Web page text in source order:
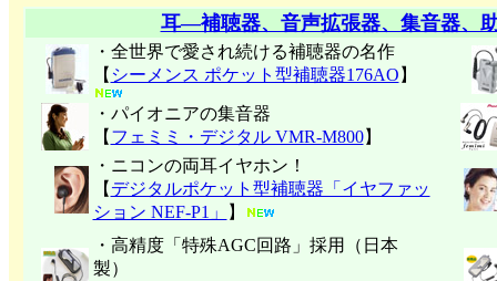
耳―補聴器、音声拡張器、集音器、
・全世界で愛され続ける補聴器の名作
【 シーメンス ポケット型補聴器176AO 】
・パイオニアの集音器
【 フェミミ・デジタル VMR-M800】
・ニコンの両耳イヤホン！
【 デジタルポケット型補聴器「イヤファッ
ション NEF-P1」
】
・高精度「特殊AGC回路」採用（日本
製）